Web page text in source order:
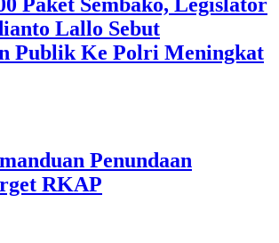
Lallo Sebut
Publik Ke Polri Meningkat
Penundaan
RKAP